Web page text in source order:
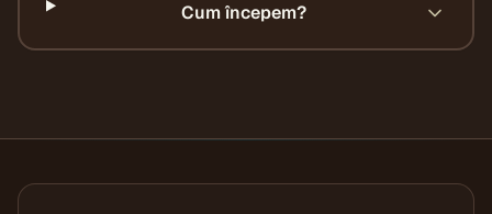
Cum începem?